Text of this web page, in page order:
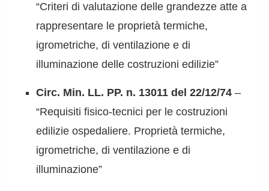
“Criteri di valutazione delle grandezze atte a
rappresentare le proprietà termiche,
igrometriche, di ventilazione e di
illuminazione delle costruzioni edilizie”
Circ. Min. LL. PP. n. 13011 del 22/12/74 –
“Requisiti fisico-tecnici per le costruzioni
edilizie ospedaliere. Proprietà termiche,
igrometriche, di ventilazione e di
illuminazione”